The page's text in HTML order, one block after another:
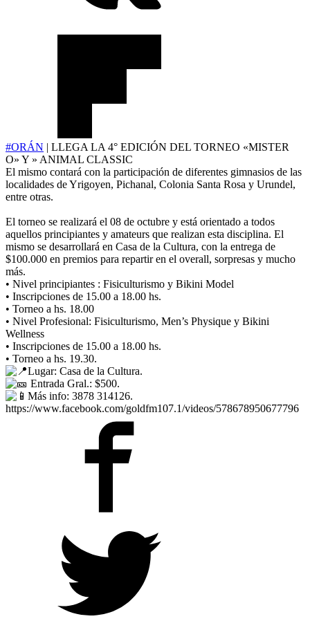
#ORÁN | LLEGA LA 4° EDICIÓN DEL TORNEO «MISTER
O» Y » ANIMAL CLASSIC
El mismo contará con la participación de diferentes gimnasios de las
localidades de Yrigoyen, Pichanal, Colonia Santa Rosa y Urundel,
entre otras.
El torneo se realizará el 08 de octubre y está orientado a todos
aquellos principiantes y amateurs que realizan esta disciplina. El
mismo se desarrollará en Casa de la Cultura, con la entrega de
$100.000 en premios para repartir en el overall, sorpresas y mucho
más.
• Nivel principiantes : Fisiculturismo y Bikini Model
• Inscripciones de 15.00 a 18.00 hs.
• Torneo a hs. 18.00
• Nivel Profesional: Fisiculturismo, Men’s Physique y Bikini
Wellness
• Inscripciones de 15.00 a 18.00 hs.
• Torneo a hs. 19.30.
Lugar: Casa de la Cultura.
Entrada Gral.: $500.
Más info: 3878 314126.
https://www.facebook.com/goldfm107.1/videos/578678950677796